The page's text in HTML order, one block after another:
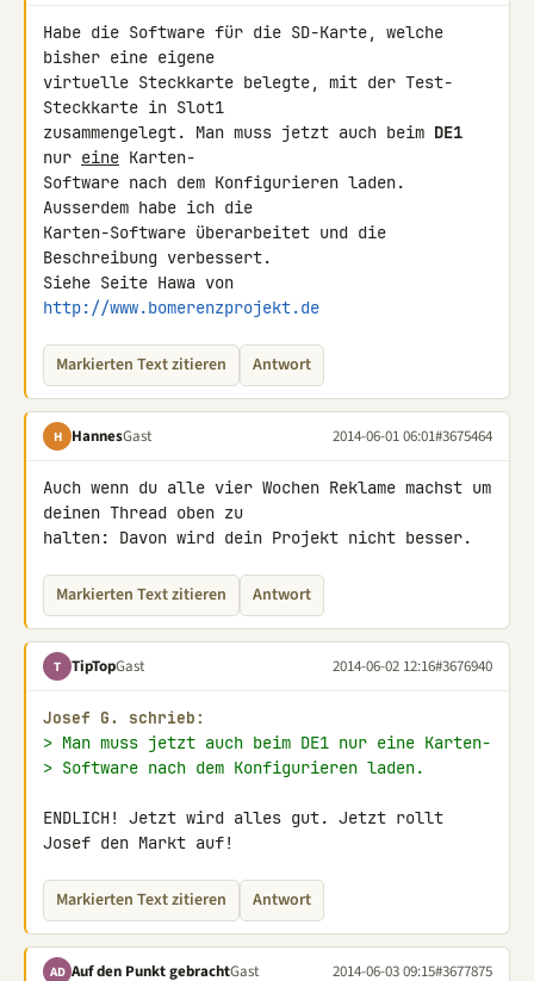
Habe die Software für die SD-Karte, welche
bisher eine eigene
virtuelle Steckkarte belegte, mit der Test-
Steckkarte in Slot1
zusammengelegt. Man muss jetzt auch beim DE1
nur eine Karten-
Software nach dem Konfigurieren laden.
Ausserdem habe ich die
Karten-Software überarbeitet und die
Beschreibung verbessert.
http://www.bomerenzprojekt.de
Markierten Text zitieren Antwort
H HannesGast 2014-06-01 06:01#3675464
Auch wenn du alle vier Wochen Reklame machst um
deinen Thread oben zu
halten: Davon wird dein Projekt nicht besser.
Markierten Text zitieren Antwort
T TipTopGast 2014-06-02 12:16#3676940
Josef G. schrieb:
> Man muss jetzt auch beim DE1 nur eine Karten-
> Software nach dem Konfigurieren laden.
ENDLICH! Jetzt wird alles gut. Jetzt rollt
Josef den Markt auf!
Markierten Text zitieren Antwort
AD Auf den Punkt gebrachtGast 2014-06-03 09:15#3677875